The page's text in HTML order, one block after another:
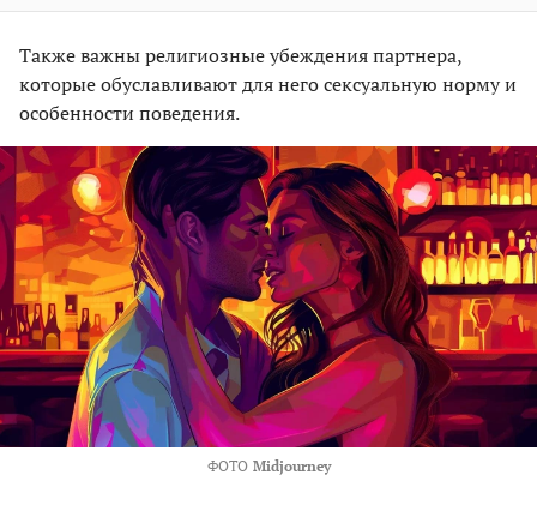
Также важны религиозные убеждения партнера,
которые обуславливают для него сексуальную норму и
особенности поведения.
ФОТО Midjourney